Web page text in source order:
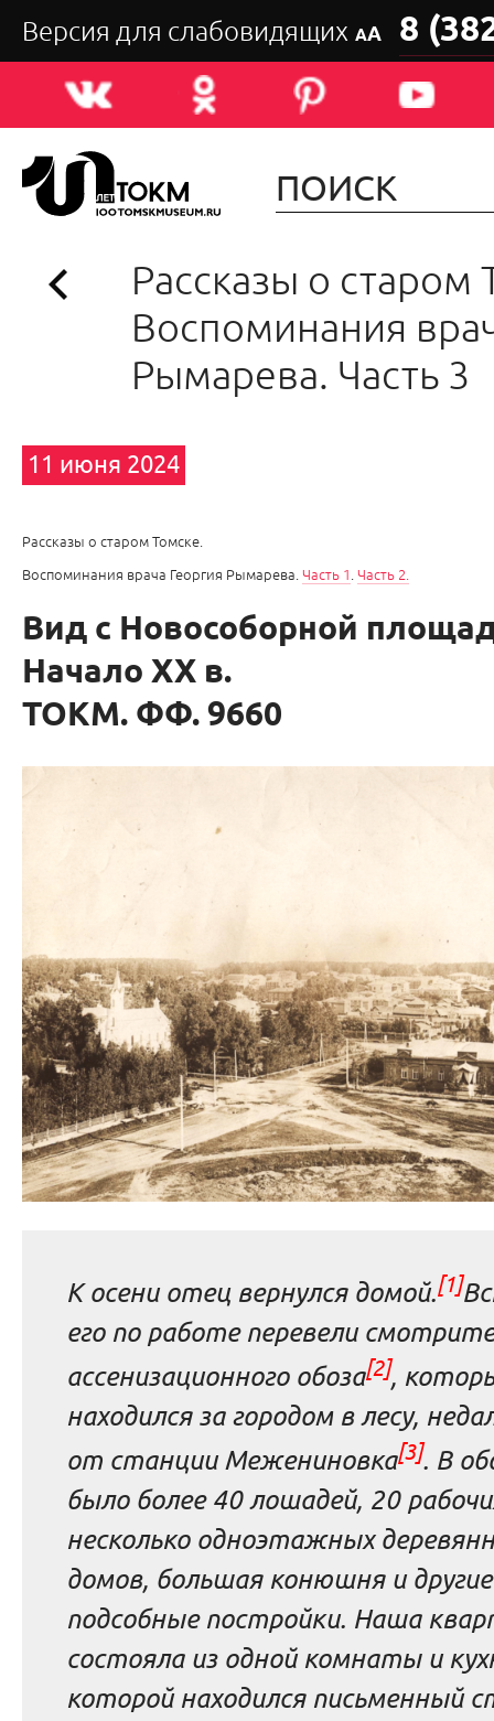
Версия для слабовидящих АА 8
Рассказы о старом
Воспоминания
Рымарева. Часть 3
11 июня 2024
Рассказы о старом Томске.
Воспоминания врача Георгия Рымарева. Часть 1 Часть 2.
Вид с Новособорной
Начало ХХ в.
ТОКМ. ФФ. 9660
К осени отец вернулся домой.[1]
его по работе перевели
ассенизационного обоза[2],
находился за городом в лесу,
от станции Межениновка[3]. В
было более 40 лошадей, 20
несколько одноэтажных
домов, большая конюшня и другие
подсобные постройки. Наша
состояла из одной комнаты и
которой находился письменный